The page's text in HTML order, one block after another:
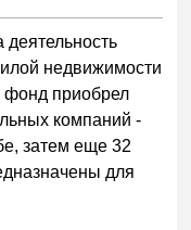
недвижимости
фонд приобрел
компаний -
затем еще 32
для